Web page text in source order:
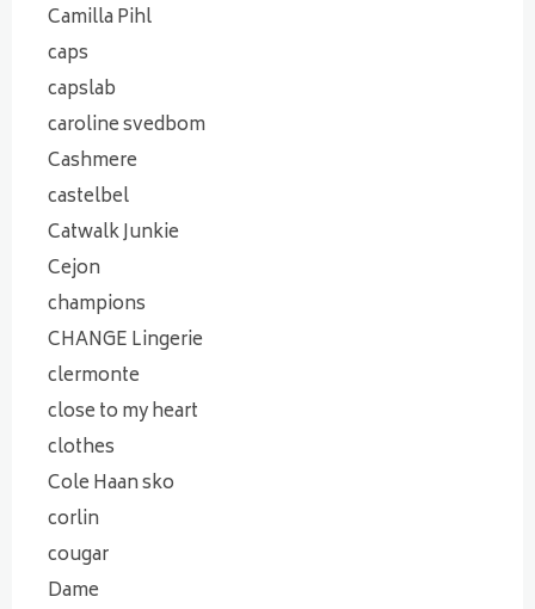
Camilla Pihl
caps
capslab
caroline svedbom
Cashmere
castelbel
Catwalk Junkie
Cejon
champions
CHANGE Lingerie
clermonte
close to my heart
clothes
Cole Haan sko
corlin
cougar
Dame